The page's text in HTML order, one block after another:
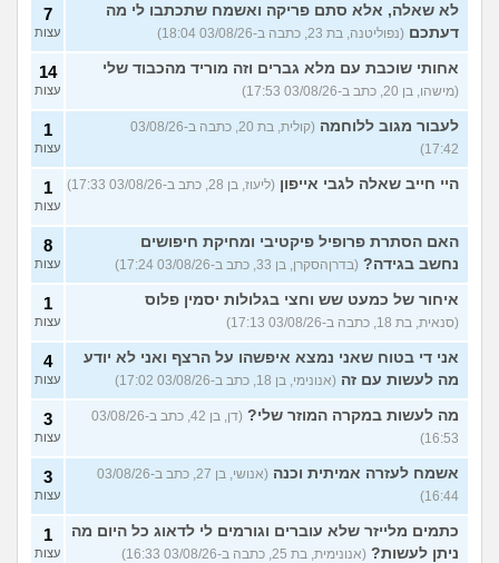
לא שאלה, אלא סתם פריקה ואשמח שתכתבו לי מה
דעתכם (נפוליטנה, בת 23, כתבה ב-03/08/26 18:04)
7
עצות
אחותי שוכבת עם מלא גברים וזה מוריד מהכבוד שלי
(מישהו, בן 20, כתב ב-03/08/26 17:53)
14
עצות
לעבור מגוב ללוחמה
(קולית, בת 20, כתבה ב-03/08/26
17:42)
1
עצות
היי חייב שאלה לגבי אייפון (ליעוז, בן 28, כתב ב-03/08/26 17:33) 1
עצות
האם הסתרת פרופיל פיקטיבי ומחיקת חיפושים
נחשב בגידה? (בדרןהסקרן, בן 33, כתב ב-03/08/26 17:24)
8
עצות
איחור של כמעט שש וחצי בגלולות יסמין פלוס
(סנאית, בת 18, כתבה ב-03/08/26 17:13)
1
עצות
אני די בטוח שאני נמצא איפשהו על הרצף ואני לא יודע
מה לעשות עם זה (אנונימי, בן 18, כתב ב-03/08/26 17:02)
4
עצות
מה לעשות במקרה המוזר שלי?
(דן, בן 42, כתב ב-03/08/26
16:53)
3
עצות
אשמח לעזרה אמיתית וכנה
(אנושי, בן 27, כתב ב-03/08/26
16:44)
3
עצות
כתמים מלייזר שלא עוברים וגורמים לי לדאוג כל היום מה
ניתן לעשות? (אנונימית, בת 25, כתבה ב-03/08/26 16:33)
1
עצות